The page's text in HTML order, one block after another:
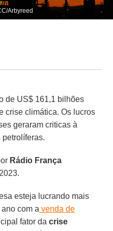
Arbyreed
de US$ 161,1 bilhões
crise climática. Os lucros
geraram criticas à
petrolíferas.
Rádio França
esteja lucrando mais
com a venda de
fator dacrise